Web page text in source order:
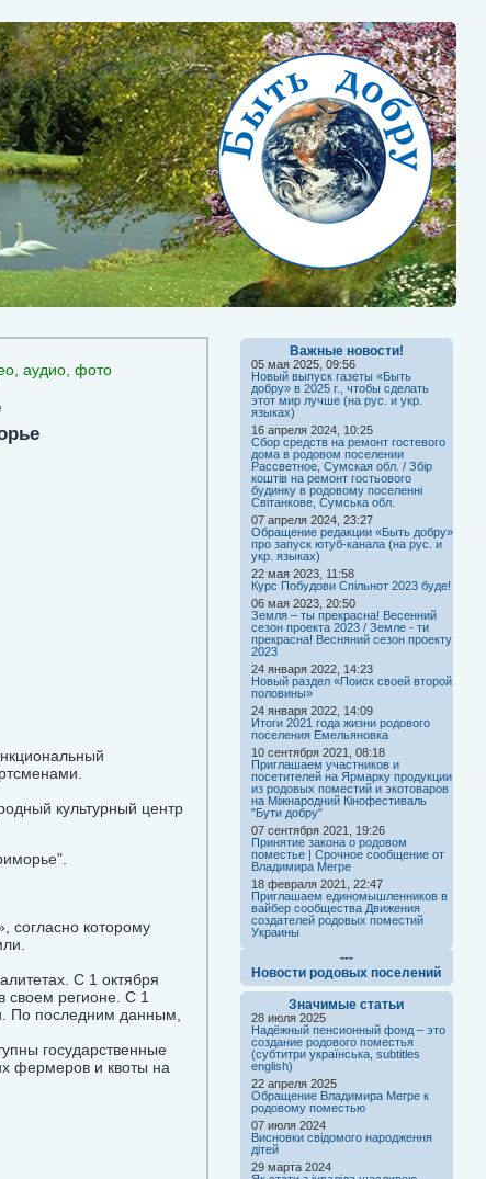
аудио, фото
культурный центр
согласно которому
С 1 октября
своем регионе. С 1
По последним данным,
государственные
фермеров и квоты на
Важные новости!
05 мая 2025, 09:56
Новый выпуск газеты «Быть
добру» в 2025 г., чтобы сделать
этот мир лучше (на рус. и укр.
языках)
16 апреля 2024, 10:25
Сбор средств на ремонт гостевого
дома в родовом поселении
Рассветное, Сумская обл. / Збір
коштів на ремонт гостьового
будинку в родовому поселенні
Світанкове, Сумська обл.
07 апреля 2024, 23:27
Обращение редакции «Быть добру»
про запуск ютуб-канала (на рус. и
укр. языках)
22 мая 2023, 11:58
Курс Побудови Спільнот 2023 буде!
06 мая 2023, 20:50
Земля – ты прекрасна! Весенний
сезон проекта 2023 / Земле - ти
прекрасна! Весняний сезон проекту
2023
24 января 2022, 14:23
Новый раздел «Поиск своей второй
половины»
24 января 2022, 14:09
Итоги 2021 года жизни родового
поселения Емельяновка
10 сентября 2021, 08:18
Приглашаем участников и
посетителей на Ярмарку продукции
из родовых поместий и экотоваров
на Міжнародний Кінофестиваль
"Бути добру"
07 сентября 2021, 19:26
Принятие закона о родовом
поместье | Срочное сообщение от
Владимира Мегре
18 февраля 2021, 22:47
Приглашаем единомышленников в
вайбер сообщества Движения
создателей родовых поместий
Украины
---
Новости родовых поселений
Значимые статьи
28 июля 2025
Надёжный пенсионный фонд – это
создание родового поместья
(субтитри українська, subtitles
english)
22 апреля 2025
Обращение Владимира Мегре к
родовому поместью
07 июля 2024
Висновки свідомого народження
дітей
29 марта 2024